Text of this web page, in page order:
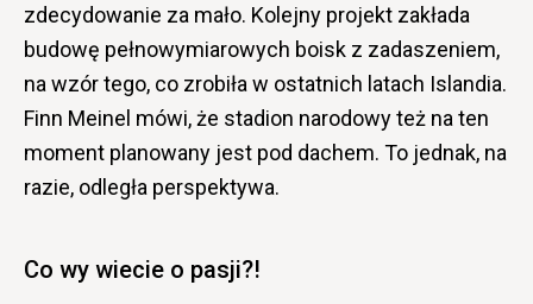
zdecydowanie za mało. Kolejny projekt zakłada
budowę pełnowymiarowych boisk z zadaszeniem,
na wzór tego, co zrobiła w ostatnich latach Islandia.
Finn Meinel mówi, że stadion narodowy też na ten
moment planowany jest pod dachem. To jednak, na
razie, odległa perspektywa.
Co wy wiecie o pasji?!